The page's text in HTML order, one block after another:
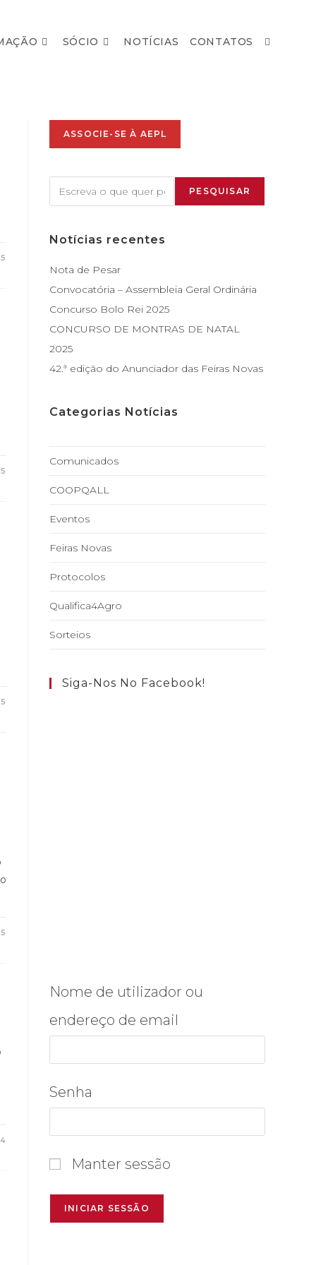
SÓCIO NOTÍCIAS CONTATOS
ASSOCIE-SE À AEPL
PESQUISAR
Notícias recentes
Nota de Pesar
Convocatória – Assembleia Geral Ordinária
Concurso Bolo Rei 2025
CONCURSO DE MONTRAS DE NATAL
2025
42.ª edição do Anunciador das Feiras Novas
Categorias Notícias
Comunicados
COOPQALL
Eventos
Feiras Novas
Protocolos
Qualifica4Agro
Sorteios
Siga-Nos No Facebook!
Nome de utilizador ou
endereço de email
Senha
Manter sessão